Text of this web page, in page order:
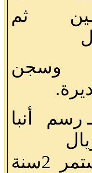
ثم
4ـ رسم أنبا
واستمر 2سنة